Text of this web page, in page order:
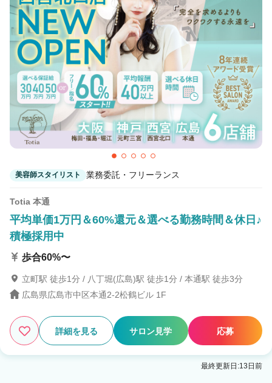
美容師スタイリスト 業務委託・フリーランス
Totia 本通
平均単価1万円＆60%還元＆選べる勤務時間＆休日♪
積極採用中
歩合60%〜
立町駅 徒歩1分 / 八丁堀(広島)駅 徒歩1分 / 本通駅 徒歩3分
広島県広島市中区本通2-2松鶴ビル 1F
詳細を見る サロン見学 応募
最終更新日:13日前